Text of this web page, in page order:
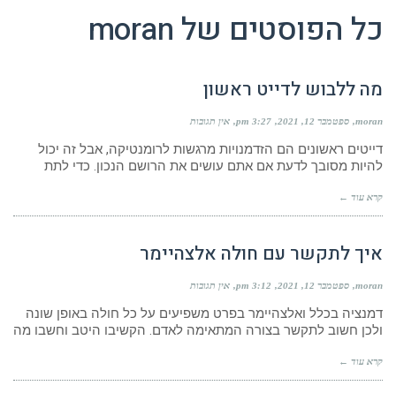
כל הפוסטים של moran
מה ללבוש לדייט ראשון
moran ספטמבר 12, 2021 3:27 pm אין תגובות
דייטים ראשונים הם הזדמנויות מרגשות לרומנטיקה, אבל זה יכול
להיות מסובך לדעת אם אתם עושים את הרושם הנכון. כדי לתת
קרא עוד ←
איך לתקשר עם חולה אלצהיימר
moran ספטמבר 12, 2021 3:12 pm אין תגובות
דמנציה בכלל ואלצהיימר בפרט משפיעים על כל חולה באופן שונה
ולכן חשוב לתקשר בצורה המתאימה לאדם. הקשיבו היטב וחשבו מה
קרא עוד ←